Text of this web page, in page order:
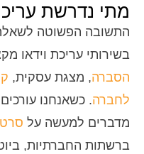
מתי נדרשת
התשובה הפשוטה
בשירותי עריכת וידאו
הסברה, מצגת עסקית,
לחברה. כשאנחנו עורכים
מדברים למעשה על
ברשתות החברתיות,